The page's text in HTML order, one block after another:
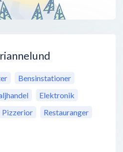
Bensinstationer
Elektronik
Pizzerior
Restauranger